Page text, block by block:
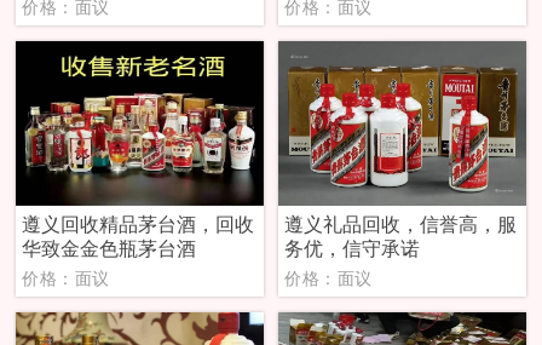
价格：面议 价格：面议
遵义回收精品茅台酒，回收
华致金金色瓶茅台酒
价格：面议
遵义礼品回收，信誉高，服
务优，信守承诺
价格：面议